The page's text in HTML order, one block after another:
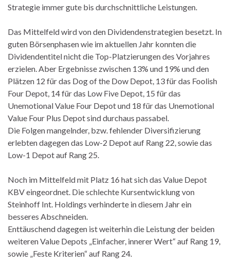
Strategie immer gute bis durchschnittliche Leistungen.
Das Mittelfeld wird von den Dividendenstrategien besetzt. In
guten Börsenphasen wie im aktuellen Jahr konnten die
Dividendentitel nicht die Top-Platzierungen des Vorjahres
erzielen. Aber Ergebnisse zwischen 13% und 19% und den
Plätzen 12 für das Dog of the Dow Depot, 13 für das Foolish
Four Depot, 14 für das Low Five Depot, 15 für das
Unemotional Value Four Depot und 18 für das Unemotional
Value Four Plus Depot sind durchaus passabel.
Die Folgen mangelnder, bzw. fehlender Diversifizierung
erlebten dagegen das Low-2 Depot auf Rang 22, sowie das
Low-1 Depot auf Rang 25.
Noch im Mittelfeld mit Platz 16 hat sich das Value Depot
KBV eingeordnet. Die schlechte Kursentwicklung von
Steinhoff Int. Holdings verhinderte in diesem Jahr ein
besseres Abschneiden.
Enttäuschend dagegen ist weiterhin die Leistung der beiden
weiteren Value Depots „Einfacher, innerer Wert“ auf Rang 19,
sowie „Feste Kriterien“ auf Rang 24.